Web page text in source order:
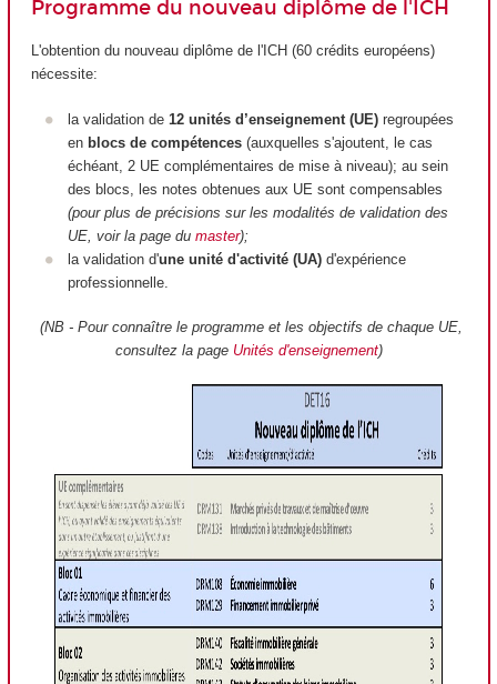
Programme du nouveau diplôme de l'ICH
L'obtention du nouveau diplôme de l'ICH (60 crédits européens)
nécessite:
la validation de 12 unités d’enseignement (UE) regroupées
enblocs de compétences(auxquelles s'ajoutent, le cas
échéant, 2 UE complémentaires de mise à niveau); au sein
des blocs, les notes obtenues aux UE sont compensables
(pour plus de précisions sur les modalités de validation des
UE, voir la page du master);
la validation d'une unité d'activité (UA)d'expérience
professionnelle.
(NB - Pour connaître le programme et les objectifs de chaque UE,
consultez la page Unités d'enseignement)